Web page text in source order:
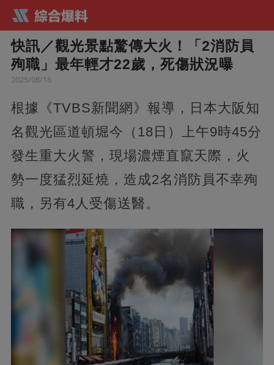
快訊／觀光景點驚傳大火！「2消防員
殉職」最年輕才22歲，死傷狀況曝
2025/08/18
根據《TVBS新聞網》報導，日本大阪知
名觀光區道頓堀今（18日）上午9時45分
發生重大火警，現場濃煙直竄天際，火
勢一度猛烈延燒，造成2名消防員不幸殉
職，另有4人受傷送醫。